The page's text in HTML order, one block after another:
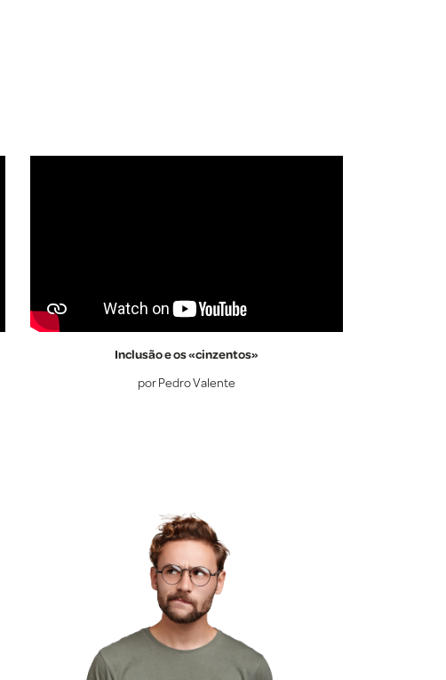
Inclusão e os «cinzentos»
por Pedro Valente